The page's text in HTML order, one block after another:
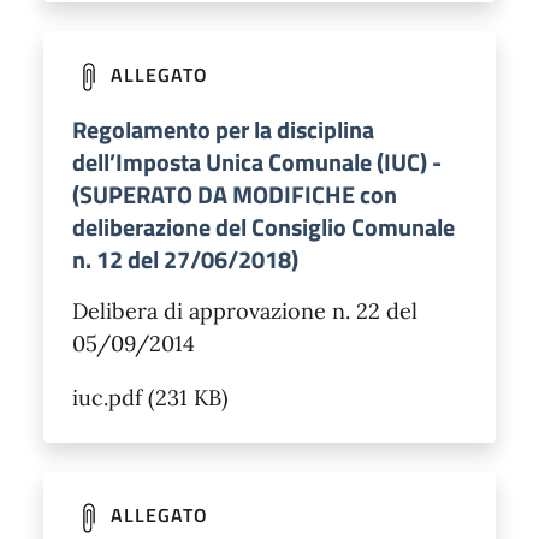
ALLEGATO
Regolamento per la disciplina
dell’Imposta Unica Comunale (IUC) -
(SUPERATO DA MODIFICHE con
deliberazione del Consiglio Comunale
n. 12 del 27/06/2018)
Delibera di approvazione n. 22 del
05/09/2014
iuc.pdf (231 KB)
ALLEGATO